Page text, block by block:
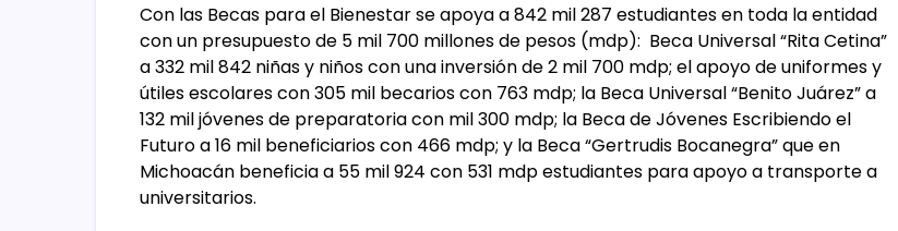
Con las Becas para el Bienestar se apoya a 842 mil 287 estudiantes en toda la entidad
con un presupuesto de 5 mil 700 millones de pesos (mdp): Beca Universal “Rita Cetina”
a 332 mil 842 niñas y niños con una inversión de 2 mil 700 mdp; el apoyo de uniformes y
útiles escolares con 305 mil becarios con 763 mdp; la Beca Universal “Benito Juárez” a
132 mil jóvenes de preparatoria con mil 300 mdp; la Beca de Jóvenes Escribiendo el
Futuro a 16 mil beneficiarios con 466 mdp; y la Beca “Gertrudis Bocanegra” que en
Michoacán beneficia a 55 mil 924 con 531 mdp estudiantes para apoyo a transporte a
universitarios.